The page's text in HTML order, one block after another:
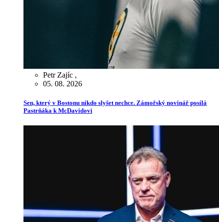
Petr Zajíc ,
05. 08. 2026
Sen, který v Bostonu nikdo slyšet nechce. Zámořský novinář posílá
Pastrňáka k McDavidovi